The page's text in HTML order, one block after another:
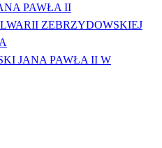
PAWŁA II
ZEBRZYDOWSKIEJ
JANA PAWŁA II W